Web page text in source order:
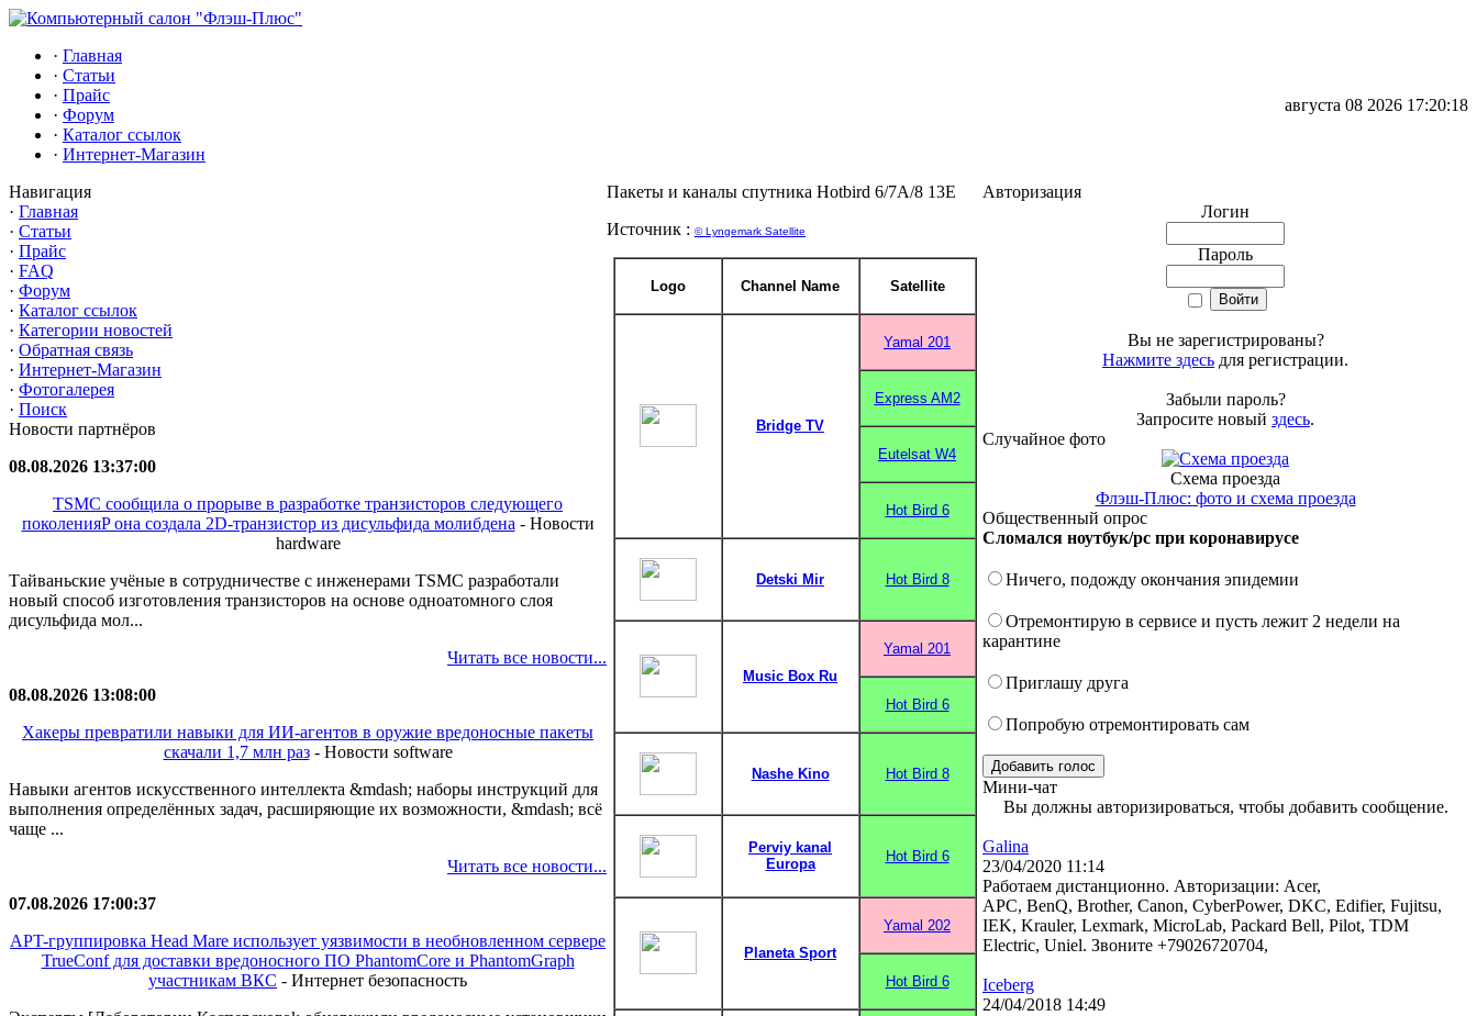
· Главная
· Статьи
· Прайс
· Форум
· Каталог ссылок
· Интернет-Магазин
августа 08 2026 17:20:18
Навигация
· Главная
· Статьи
· Прайс
· FAQ
· Форум
· Каталог ссылок
· Категории новостей
· Обратная связь
· Интернет-Магазин
· Фотогалерея
· Поиск
Новости партнёров
08.08.2026 13:37:00
TSMC сообщила о прорыве в разработке транзисторов следующего
поколенияP она создала 2D-транзистор из дисульфида молибдена - Новости
hardware
Тайваньские учёные в сотрудничестве с инженерами TSMC разработали
новый способ изготовления транзисторов на основе одноатомного слоя
дисульфида мол...
Читать все новости...
08.08.2026 13:08:00
Хакеры превратили навыки для ИИ-агентов в оружие вредоносные пакеты
скачали 1,7 млн раз- Новости software
Навыки агентов искусственного интеллекта &mdash; наборы инструкций для
выполнения определённых задач, расширяющие их возможности, &mdash; всё
чаще ...
Читать все новости...
07.08.2026 17:00:37
APT-группировка Head Mare использует уязвимости в необновленном сервере
TrueConf для доставки вредоносного ПО PhantomCore и PhantomGraph
участникам ВКС - Интернет безопасность
Пакеты и каналы спутника Hotbird 6/7A/8 13E
Источник : © Lyngemark Satellite
Logo Channel Name Satellite
Bridge TV
Yamal 201
Express AM2
Eutelsat W4
Hot Bird 6
Detski Mir Hot Bird 8
Music Box Ru
Yamal 201
Hot Bird 6
Nashe Kino Hot Bird 8
Perviy kanal
Europa
Hot Bird 6
Planeta Sport
Yamal 202
Hot Bird 6
Авторизация
Логин
Пароль
Вы не зарегистрированы?
Нажмите здесь для регистрации.
Забыли пароль?
Запросите новый здесь.
Случайное фото
Схема проезда
Флэш-Плюс: фото и схема проезда
Общественный опрос
Сломался ноутбук/pc при коронавирусе
Ничего, подожду окончания эпидемии
Отремонтирую в сервисе и пусть лежит 2 недели на
карантине
Приглашу друга
Попробую отремонтировать сам
Мини-чат
Вы должны авторизироваться, чтобы добавить сообщение.
Galina
23/04/2020 11:14
Работаем дистанционно. Авторизации: Acer,
APC, BenQ, Brother, Canon, CyberPower, DKC, Edifier, Fujitsu,
IEK, Krauler, Lexmark, MicroLab, Packard Bell, Pilot, TDM
Electric, Uniel. Звоните +79026720704,
Iceberg
24/04/2018 14:49